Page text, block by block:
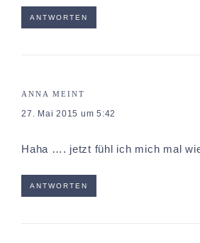
ANTWORTEN
ANNA MEINT
27. Mai 2015 um 5:42
Haha …. jetzt fühl ich mich mal
ANTWORTEN